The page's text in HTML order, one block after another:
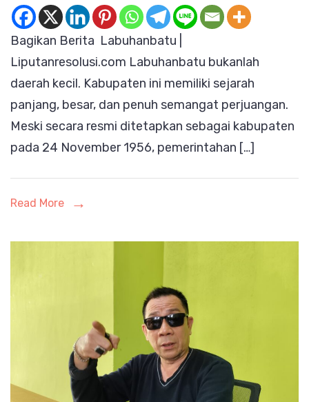
BANGSA
HADIR
SEBAGAI
LENTERA
Bagikan Berita Labuhanbatu |
Liputanresolusi.com Labuhanbatu bukanlah
daerah kecil. Kabupaten ini memiliki sejarah
panjang, besar, dan penuh semangat perjuangan.
Meski secara resmi ditetapkan sebagai kabupaten
pada 24 November 1956, pemerintahan […]
Read More